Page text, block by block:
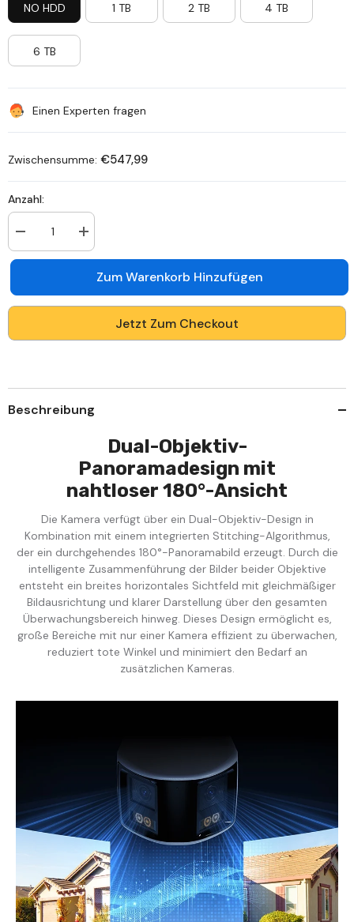
NO HDD 1 TB 2 TB 4 TB
6 TB
Einen Experten fragen
Zwischensumme: €547,99
Anzahl:
verringern
für
3K
8
Kabelgebunden
8
Dual-
Objektiv
Nachtsicht,
Mikrophon,
IP67
Anzahl
erhöhen
für
ACDK500
3K
8
Kabelgebunden
8
Objektiv
Panoramaansicht,
intelligente
Dual-
Licht-
Nachtsicht,
Mikrophon,
IP67
Zum Warenkorb Hinzufügen
Jetzt Zum Checkout
Beschreibung
Dual-Objektiv-
Panoramadesign mit
nahtloser 180°-Ansicht
Die Kamera verfügt über ein Dual-Objektiv-Design in
Kombination mit einem integrierten Stitching-Algorithmus,
der ein durchgehendes 180°-Panoramabild erzeugt. Durch die
intelligente Zusammenführung der Bilder beider Objektive
entsteht ein breites horizontales Sichtfeld mit gleichmäßiger
Bildausrichtung und klarer Darstellung über den gesamten
Überwachungsbereich hinweg. Dieses Design ermöglicht es,
große Bereiche mit nur einer Kamera effizient zu überwachen,
reduziert tote Winkel und minimiert den Bedarf an
zusätzlichen Kameras.